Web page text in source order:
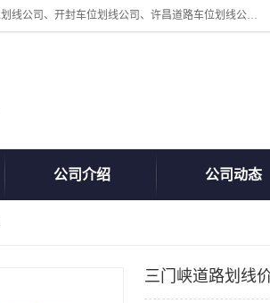
周口中为交通设施工程有限公司是一家洛阳道路划线公司、郑州道路划线公司、平顶山道路车位划线公司、开封车位划线公司、许昌道路车位划线公司、漯河道路车位划线公司，公司始终坚持“诚信、匠心、专注”的宗旨；我们的经营理念是：的服务。
公司介绍 公司动态
三门峡道路划线